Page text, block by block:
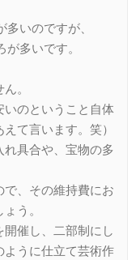
いのですが、
多いです。
。
いのということ自体
て言います。笑）
れ具合や、宝物の多
、その維持費にお
う。
催し、二部制にし
ように仕立て芸術作